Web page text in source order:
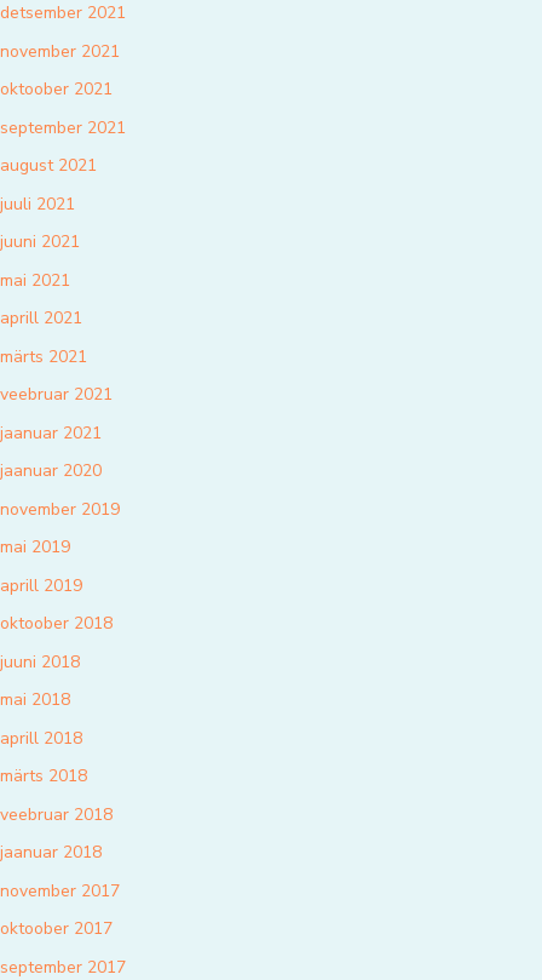
detsember 2021
november 2021
oktoober 2021
september 2021
august 2021
juuli 2021
juuni 2021
mai 2021
aprill 2021
märts 2021
veebruar 2021
jaanuar 2021
jaanuar 2020
november 2019
mai 2019
aprill 2019
oktoober 2018
juuni 2018
mai 2018
aprill 2018
märts 2018
veebruar 2018
jaanuar 2018
november 2017
oktoober 2017
september 2017